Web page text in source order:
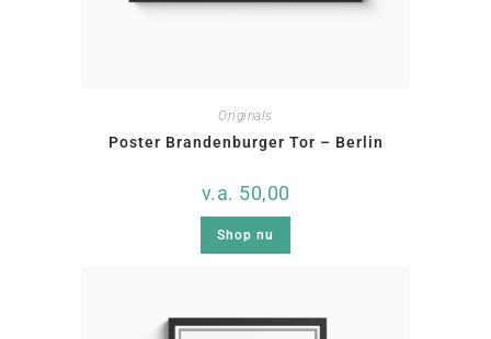
Originals
Poster Brandenburger Tor – Berlin
v.a. 50,00
Shop nu